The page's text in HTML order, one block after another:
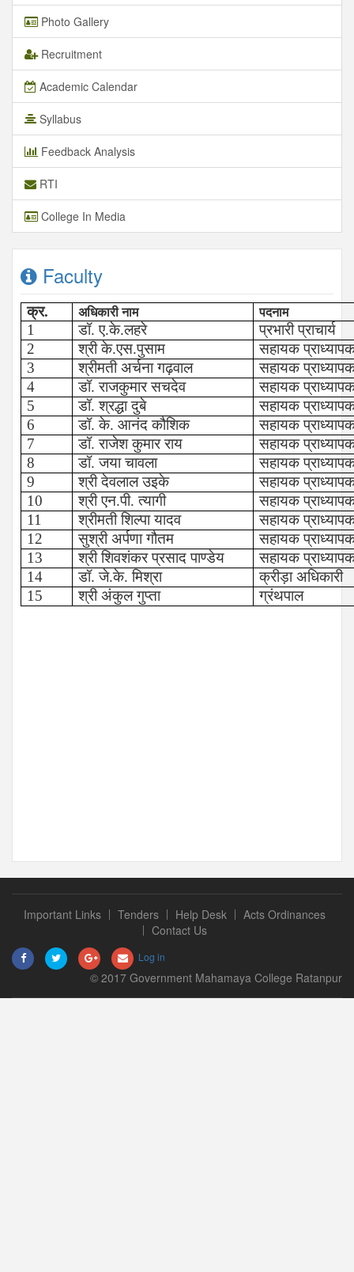
Photo Gallery
Recruitment
Academic Calendar
Syllabus
Feedback Analysis
RTI
College In Media
Faculty
क्र. अधिकारी नाम पदनाम
1 डॉ. ए.के.लहरे
प्रभारी प्राचार्य
2
श्री के.एस.पुसाम
सहायक
3
श्रीमती अर्चना गढ़वाल
सहायक
4
डॉ. राजकुमार सचदेव
सहायक
5
डॉ. श्रद्धा दुबे
सहायक
6
डॉ. के. आनंद कौशिक
सहायक
7
डॉ. राजेश कुमार राय
सहायक
8
डॉ. जया चावला
सहायक
9
श्री देवलाल उइके
सहायक
10
श्री एन.पी. त्यागी
सहायक
11
श्रीमती शिल्पा यादव
सहायक
12
सुश्री अर्पणा गौतम
सहायक
13
श्री शिवशंकर प्रसाद पाण्डेय
सहायक
14
डॉ. जे.के. मिश्रा
क्रीड़ा अधिकारी
15
श्री अंकुल गुप्ता ग्रंथपाल
Important Links Tenders Help Desk
Acts Ordinances
Contact Us
Log in
© 2017 Government Mahamaya College Ratanpur